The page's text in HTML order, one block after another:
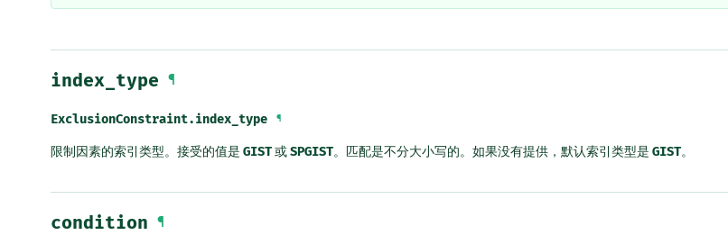
index_type ¶
ExclusionConstraint.index_type ¶
限制因素的索引类型。接受的值是 GIST或SPGIST。匹配是不分大小写的。如果没有提供，默认索引类型是 GIST。
condition ¶